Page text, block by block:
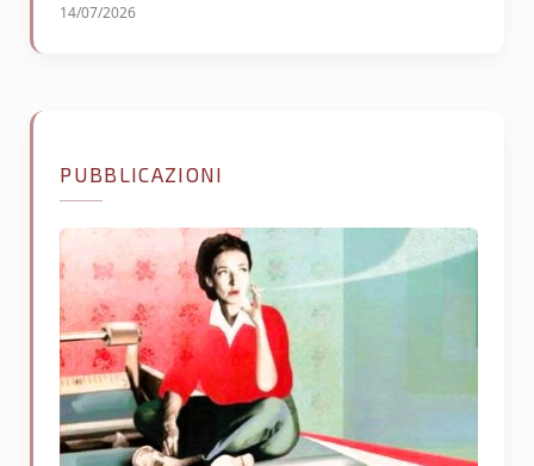
14/07/2026
PUBBLICAZIONI